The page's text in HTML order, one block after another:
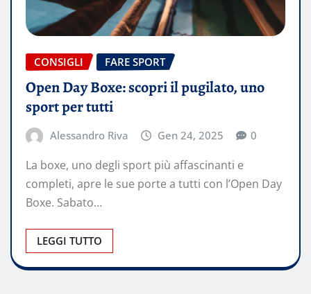
CONSIGLI FARE SPORT
Open Day Boxe: scopri il pugilato, uno
sport per tutti
Alessandro Riva Gen 24, 2025 0
La boxe, uno degli sport più affascinanti e
completi, apre le sue porte a tutti con l’Open Day
Boxe. Sabato…
LEGGI TUTTO